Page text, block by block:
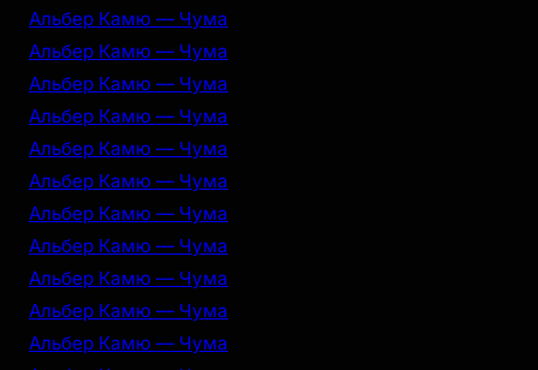
Альбер Камю — Чума
Альбер Камю — Чума
Альбер Камю — Чума
Альбер Камю — Чума
Альбер Камю — Чума
Альбер Камю — Чума
Альбер Камю — Чума
Альбер Камю — Чума
Альбер Камю — Чума
Альбер Камю — Чума
Альбер Камю — Чума